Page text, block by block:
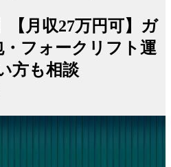
【月収27万円可】ガ
フォークリフト運
方も相談